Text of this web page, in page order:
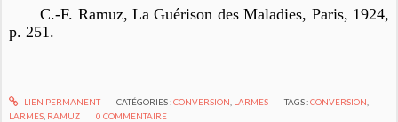
C.-F. Ramuz,La Guérison des Maladies, Paris, 1924,
p. 251.
LIEN PERMANENT CATÉGORIES :CONVERSION LARMES TAGS :CONVERSION
LARMES RAMUZ 0 COMMENTAIRE